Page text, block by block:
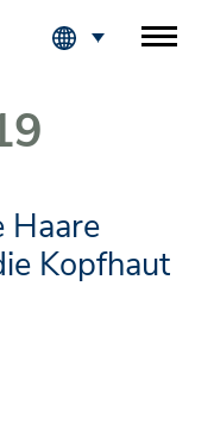
Haare
Kopfhaut